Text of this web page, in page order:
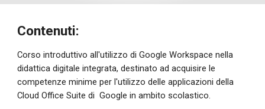
Contenuti:
Corso introduttivo all'utilizzo di Google Workspace nella
didattica digitale integrata, destinato ad acquisire le
competenze minime per l'utilizzo delle applicazioni della
Cloud Office Suite di  Google in ambito scolastico.